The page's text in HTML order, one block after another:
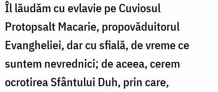
Îl lăudăm cu evlavie pe Cuviosul
Protopsalt Macarie, propovăduitorul
Evangheliei, dar cu sfială, de vreme ce
suntem nevrednici; de aceea, cerem
ocrotirea Sfântului Duh, prin care,